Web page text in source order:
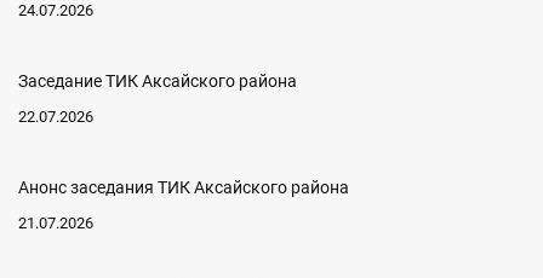
24.07.2026
Заседание ТИК Аксайского района
22.07.2026
Анонс заседания ТИК Аксайского района
21.07.2026